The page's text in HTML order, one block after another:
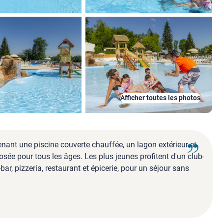
Afficher toutes les photos
une piscine couverte chauffée, un lagon extérieur et
pour tous les âges. Les plus jeunes profitent d'un club-
pizzeria, restaurant et épicerie, pour un séjour sans